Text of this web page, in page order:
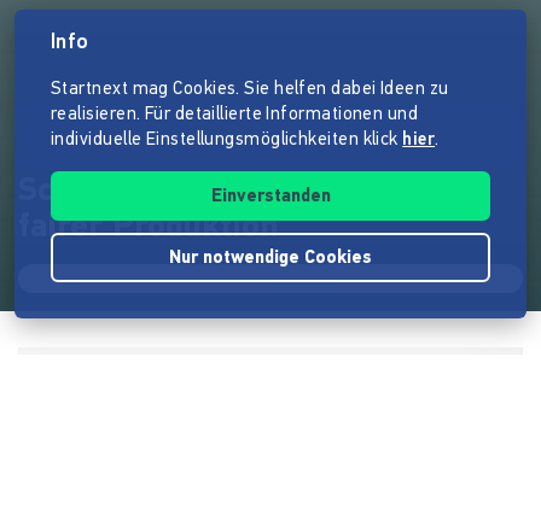
Schönwetterfront Socken aus
fairer Produktion
Info
Startnext mag Cookies. Sie helfen dabei Ideen zu
realisieren. Für detaillierte Informationen und
individuelle Einstellungsmöglichkeiten klick hier.
Einverstanden
Nur notwendige Cookies